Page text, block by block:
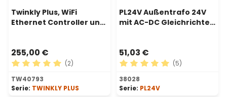
Twinkly Plus, WiFi
Ethernet Controller und
255,00 €
Durchschnittliche Bewertung von 5 von 5 Sternen
(2)
TW40793
Serie: TWINKLY PLUS
PL24V Außentrafo 24V
mit AC-DC Gleichrichter,
51,03 €
Durchschnittliche
(5)
38028
Serie: PL24V